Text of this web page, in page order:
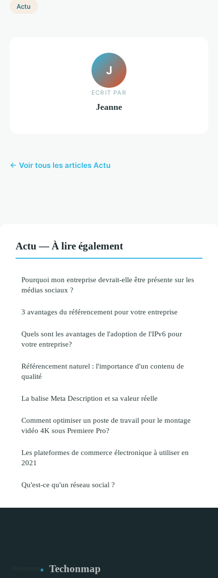
Actu
J
ECRIT PAR
Jeanne
← Voir tous les articles Actu
Actu — À lire également
Pourquoi mon entreprise devrait-elle être présente sur les
médias sociaux ?
3 avantages du référencement pour votre entreprise
Quels sont les avantages de l'adoption de l'IPv6 pour
votre entreprise?
Référencement naturel : l'importance d'un contenu de
qualité
La balise Meta Description et sa valeur réelle
Comment optimiser un poste de travail pour le montage
vidéo 4K sous Premiere Pro?
Les plateformes de commerce électronique à utiliser en
2021
Qu'est-ce qu'un réseau social ?
Techonmap